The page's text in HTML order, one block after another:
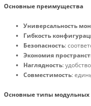
Основные преимущества
Универсальность
Гибкость
Безопасность:
Экономия
Наглядность:
Совместимость:
Основные типы модульных